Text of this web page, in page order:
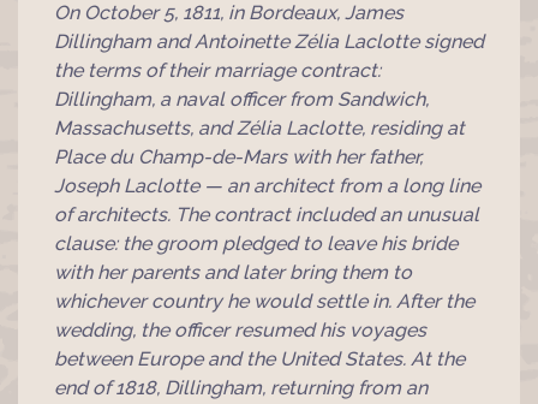
On October 5, 1811, in Bordeaux, James
Dillingham and Antoinette Zélia Laclotte signed
the terms of their marriage contract:
Dillingham, a naval officer from Sandwich,
Massachusetts, and Zélia Laclotte, residing at
Place du Champ-de-Mars with her father,
Joseph Laclotte — an architect from a long line
of architects. The contract included an unusual
clause: the groom pledged to leave his bride
with her parents and later bring them to
whichever country he would settle in. After the
wedding, the officer resumed his voyages
between Europe and the United States. At the
end of 1818, Dillingham, returning from an